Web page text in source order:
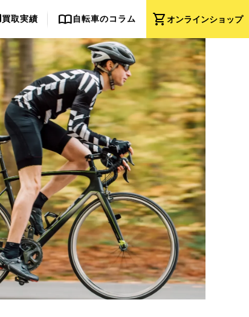
shopping_cartオンラインショップ
買取実績 import_contacts自転車のコラム